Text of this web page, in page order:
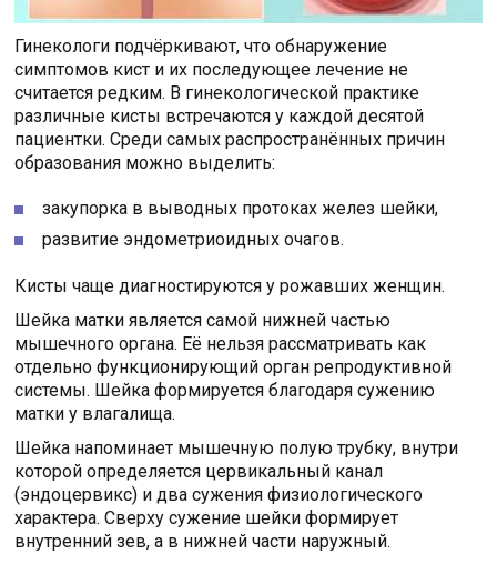
Гинекологи подчёркивают, что обнаружение
симптомов кист и их последующее лечение не
считается редким. В гинекологической практике
различные кисты встречаются у каждой десятой
пациентки. Среди самых распространённых причин
образования можно выделить:
закупорка в выводных протоках желез шейки,
развитие эндометриоидных очагов.
Кисты чаще диагностируются у рожавших женщин.
Шейка матки является самой нижней частью
мышечного органа. Её нельзя рассматривать как
отдельно функционирующий орган репродуктивной
системы. Шейка формируется благодаря сужению
матки у влагалища.
Шейка напоминает мышечную полую трубку, внутри
которой определяется цервикальный канал
(эндоцервикс) и два сужения физиологического
характера. Сверху сужение шейки формирует
внутренний зев, а в нижней части наружный.